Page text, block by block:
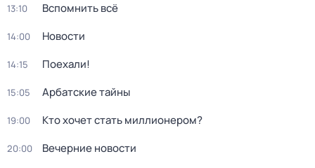
13:10 Вспомнить всё
14:00 Новости
14:15 Поехали!
15:05 Арбатские тайны
19:00 Кто хочет стать миллионером?
20:00 Вечерние новости